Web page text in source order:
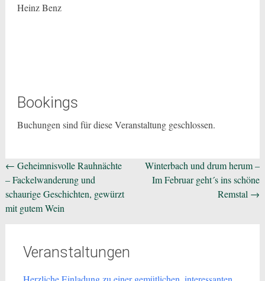
Heinz Benz
Bookings
Buchungen sind für diese Veranstaltung geschlossen.
Beitragsnavigation
← Geheimnisvolle Rauhnächte
– Fackelwanderung und
schaurige Geschichten, gewürzt
mit gutem Wein
Winterbach und drum herum –
Im Februar geht´s ins schöne
Remstal →
Veranstaltungen